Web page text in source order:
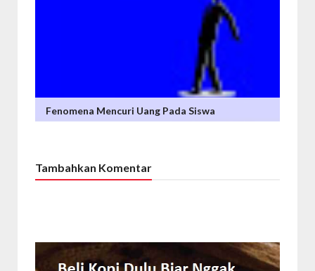
Fenomena Mencuri Uang Pada Siswa
Tambahkan Komentar